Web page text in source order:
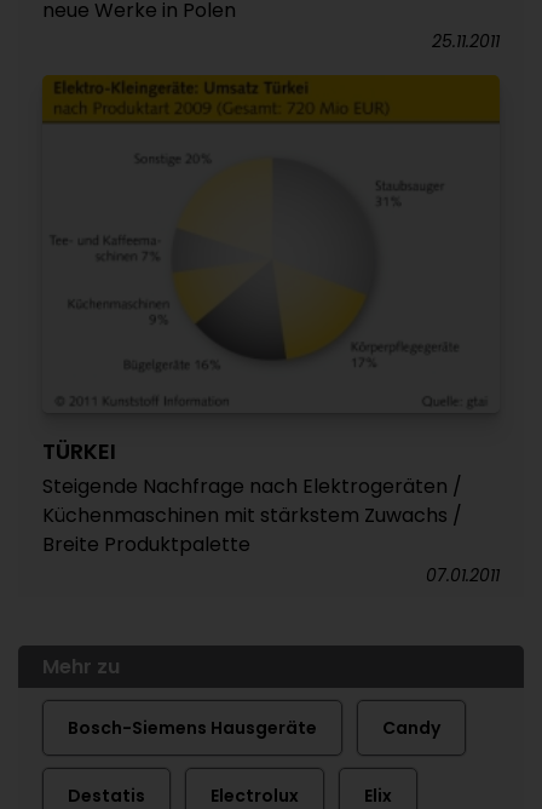
neue Werke in Polen
25.11.2011
TÜRKEI
Steigende Nachfrage nach Elektrogeräten /
Küchenmaschinen mit stärkstem Zuwachs /
Breite Produktpalette
07.01.2011
Mehr zu
Bosch-Siemens Hausgeräte Candy
Destatis Electrolux Elix